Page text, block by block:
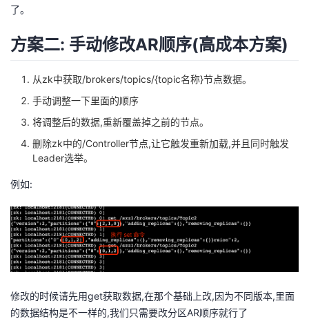
了。
方案二: 手动修改AR顺序(高成本方案)
从zk中获取/brokers/topics/{topic名称}节点数据。
手动调整一下里面的顺序
将调整后的数据,重新覆盖掉之前的节点。
删除zk中的/Controller节点,让它触发重新加载,并且同时触发
Leader选举。
例如:
修改的时候请先用get获取数据,在那个基础上改,因为不同版本,里面
的数据结构是不一样的,我们只需要改分区AR顺序就行了